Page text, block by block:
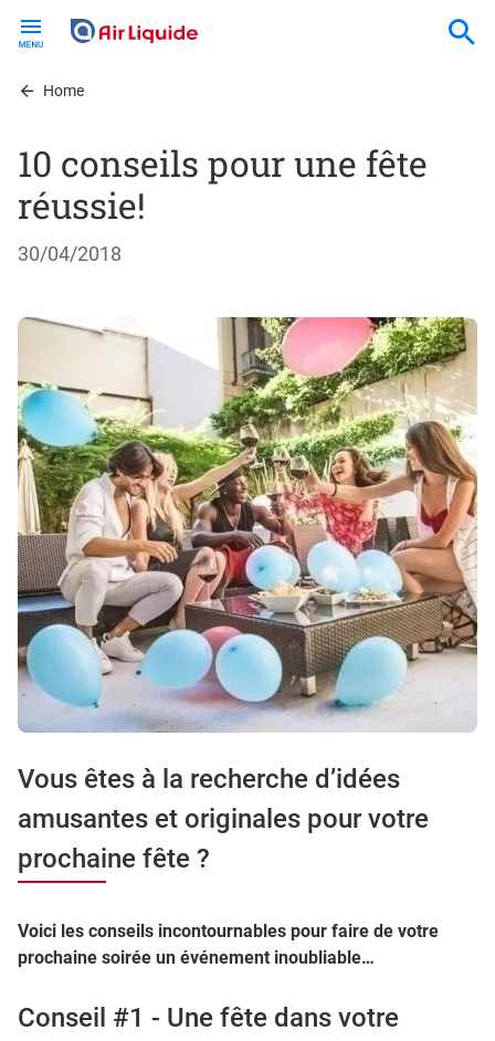
contentHome
10 conseils pour une fête
réussie!
30/04/2018
Vous êtes à la recherche d’idées
amusantes et originales pour votre
prochaine fête ?
Voici les conseils incontournables pour faire de votre
prochaine soirée un événement inoubliable…
Conseil #1 - Une fête dans votre